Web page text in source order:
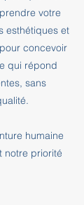
votre
esthétiques et
concevoir
qui répond
sans
humaine
notre priorité